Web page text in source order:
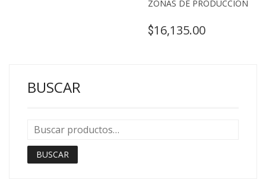
ZONAS DE PRODUCCIÓN
$16,135.00
BUSCAR
BUSCAR